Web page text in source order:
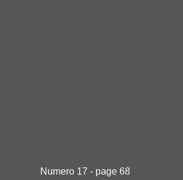
Numero 17 - page 68